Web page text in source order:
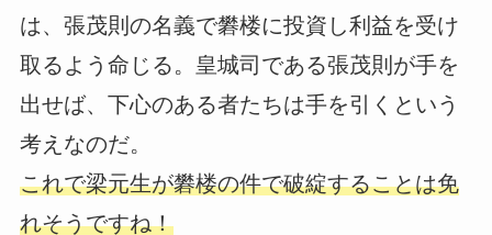
は、張茂則の名義で礬楼に投資し利益を受け
取るよう命じる。皇城司である張茂則が手を
出せば、下心のある者たちは手を引くという
考えなのだ。
これで梁元生が礬楼の件で破綻することは免
れそうですね！